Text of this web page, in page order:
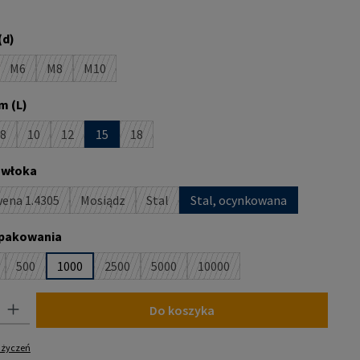
obecnie niedostępna.)
obecnie niedostępna.)
M6
(Ta opcja jest obecnie niedostępna.)
M8
(Ta opcja jest obecnie niedostępna.)
M10
(Ta opcja jest obecnie niedostępna.)
(L)
obecnie niedostępna.)
8
(Ta opcja jest obecnie niedostępna.)
10
(Ta opcja jest obecnie niedostępna.)
12
(Ta opcja jest obecnie niedostępna.)
15 18
(Ta opcja jest obecnie niedostępna.)
1.4305
opcja jest obecnie niedostępna.)
Mosiądz
(Ta opcja jest obecnie niedostępna.)
Stal
(Ta opcja jest obecnie niedostępna.)
Stal, ocynkowana
opcja jest obecnie niedostępna.)
500
(Ta opcja jest obecnie niedostępna.)
1000 2500
(Ta opcja jest obecnie niedostępna.)
5000
(Ta opcja jest obecnie niedostępna.)
10000
(Ta opcja jest obecnie
Do koszyka